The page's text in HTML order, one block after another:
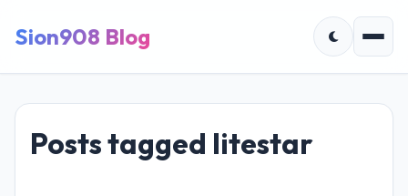
Sion908 Blog
Posts tagged litestar